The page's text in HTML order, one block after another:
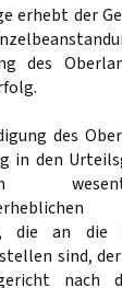
erhebt der
des
des
in den
die an die
sind,
nach